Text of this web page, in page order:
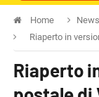
Home News
Riaperto in
Riaperto